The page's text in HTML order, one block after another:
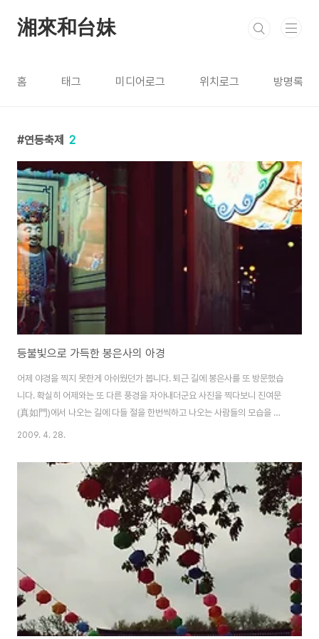
湘來和台妹
홈 태그 미디어로그 위치로그 방명록
연등축제 2
등불빛으로 가득한 봉은사의 아경
어제 야경을 찍지 못한게 아쉬웠던가 봅니다. 퇴근 길에 봉은사를 또 방문했습
니다. 확실히 어제와는 또 다른 풍경을 자아내더군요 사진을 찍다보니 진여문
(真如門)에서 나오는 길에 다들 절을 한번씩하고 나오는 사람들의 모습을 볼
수 있었습니다. 사천왕 모습인데요. 조선후기 많은 사천왕상들 중에서 무서운
수호신장입니다. 진여문을 통과하여 법왕루사이에 있는 연등입니다. 법왕루는
대웅전과 마주하는 누각으로 밑에는 각종 행정 관련 사무실이 있구요. 위에는
대법회가 있을때 부족한 기도공간을 대신하는 역활을 한다고 합니다. 다른 측
면에서 다시 연등을 찍어봤습니다. 도심 속 빌딩 숲 안에 이렇게 큰 절이 있다는
게 독특하죠 퇴근길에 이렇게 아름다운 연..
2009. 4. 28.